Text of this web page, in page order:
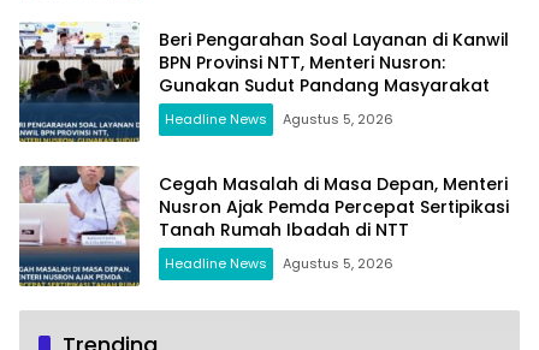
Beri Pengarahan Soal Layanan di Kanwil
BPN Provinsi NTT, Menteri Nusron:
Gunakan Sudut Pandang Masyarakat
Headline News Agustus 5, 2026
Cegah Masalah di Masa Depan, Menteri
Nusron Ajak Pemda Percepat Sertipikasi
Tanah Rumah Ibadah di NTT
Headline News Agustus 5, 2026